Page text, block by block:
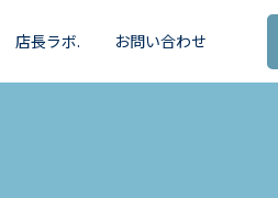
店長ラボ. お問い合わせ